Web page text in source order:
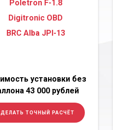
Poletron F-1.8
Digitronic OBD
BRC Alba JPI-13
установки без
43 000 рублей
ТОЧНЫЙ РАСЧЁТ